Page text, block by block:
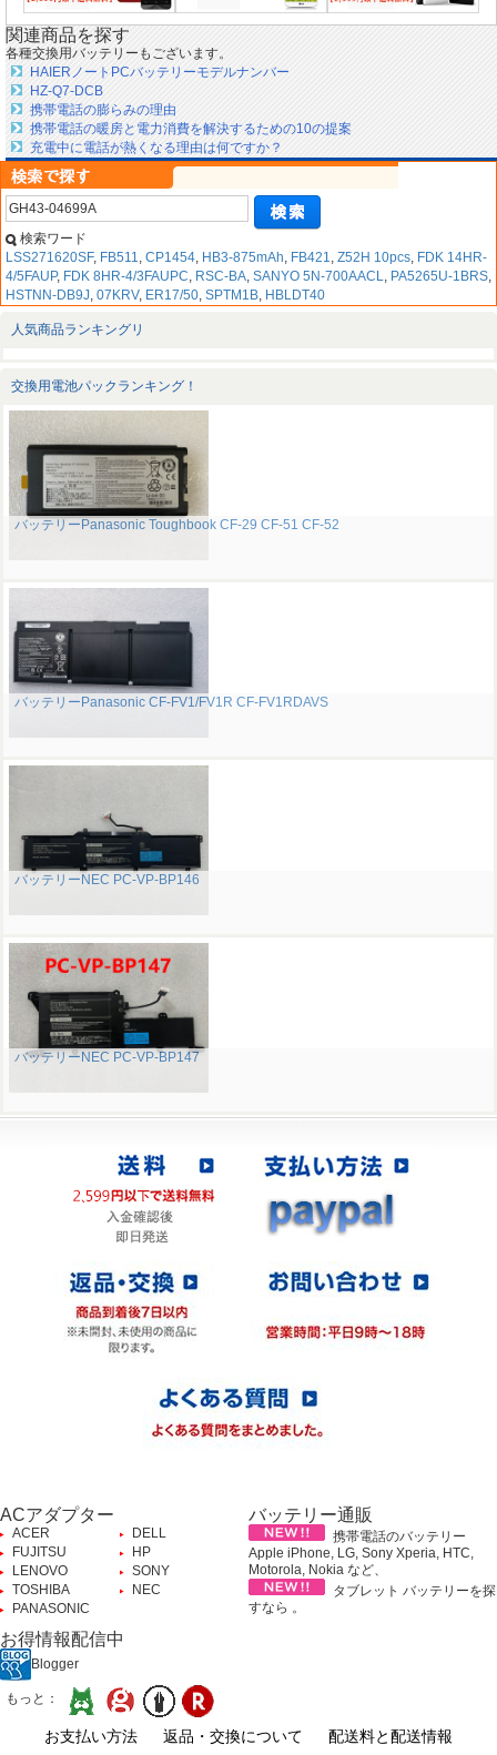
関連商品を探す
各種交換用バッテリーもございます。
HAIERノートPCバッテリーモデルナンバー
HZ-Q7-DCB
携帯電話の膨らみの理由
携帯電話の暖房と電力消費を解決するための10の提案
充電中に電話が熱くなる理由は何ですか？
検索ワード
LSS271620SF, FB511, CP1454, HB3-875mAh, FB421, Z52H 10pcs, FDK 14HR-
4/5FAUP, FDK 8HR-4/3FAUPC, RSC-BA, SANYO 5N-700AACL, PA5265U-1BRS,
HSTNN-DB9J, 07KRV, ER17/50, SPTM1B, HBLDT40
人気商品ランキングリ
交換用電池パックランキング！
バッテリーPanasonic Toughbook CF-29 CF-51 CF-52
バッテリーPanasonic CF-FV1/FV1R CF-FV1RDAVS
バッテリーNEC PC-VP-BP146
バッテリーNEC PC-VP-BP147
ACアダプター
ACER
DELL
FUJITSU
HP
LENOVO
SONY
TOSHIBA
NEC
PANASONIC
バッテリー通販
携帯電話のバッテリー
Apple iPhone, LG, Sony Xperia, HTC,
Motorola, Nokia など、
タブレット バッテリーを探
すなら 。
お得情報配信中
Blogger
もっと：
お支払い方法 返品・交換について 配送料と配送情報